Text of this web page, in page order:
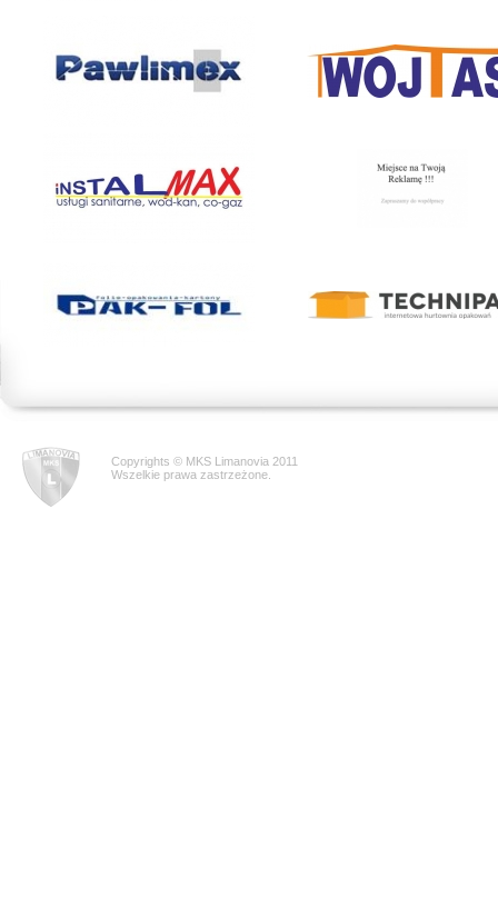
Copyrights © MKS Limanovia 2011
Wszelkie prawa zastrzeżone.